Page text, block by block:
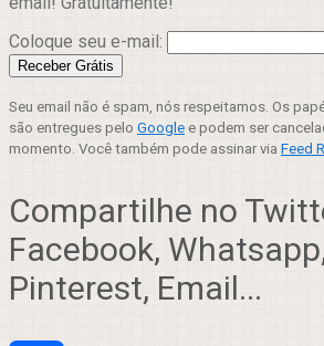
Coloque seu e-mail:
Seu email não é spam, nós respeitamos. Os
são entregues pelo Google e podem ser
momento. Você também pode assinar via Feed
Compartilhe no
Facebook,
Pinterest, Email...